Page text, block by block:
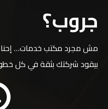
جروب؟
مش مجرد مكتب خدمات…
بيقود شركتك بثقة في كل